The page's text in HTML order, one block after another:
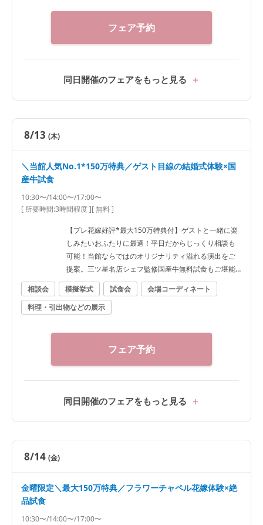
フェア予約
同日開催のフェアをもっと見る
8/13 (木)
＼当館人気No.1*150万特典／ゲスト目線の結婚式体験×国
産牛試食
10:30〜/14:00〜/17:00〜
[ 所要時間:3時間程度][ 無料 ]
【プレ花嫁好評*最大150万特典付】ゲストと一緒に楽
しみたいおふたりに最適！平日だからじっくり相談も
可能！当館ならではのオリジナリティ溢れる演出をご
提案。三ツ星名店シェフ監修国産牛無料試食もご堪能
ください
相談会 模擬挙式 試食会
会場コーディネート
料理・引出物などの展示
フェア予約
同日開催のフェアをもっと見る
8/14 (金)
金曜限定＼最大150万特典／フラワーチャペル花嫁体験×絶
品試食
10:30〜/14:00〜/17:00〜